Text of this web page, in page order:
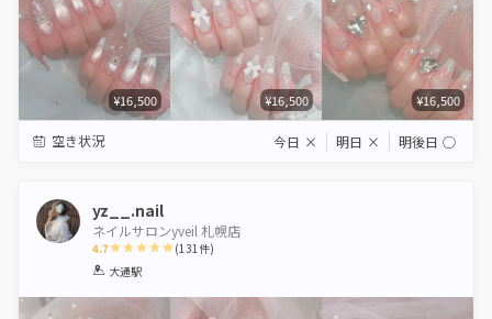
¥16,500 ¥16,500 ¥16,500
空き状況 今日 × 明日 × 明後日 ◯
yz__.nail
ネイルサロンyveil 札幌店
4.7
1 2 3
(131件)
大通駅